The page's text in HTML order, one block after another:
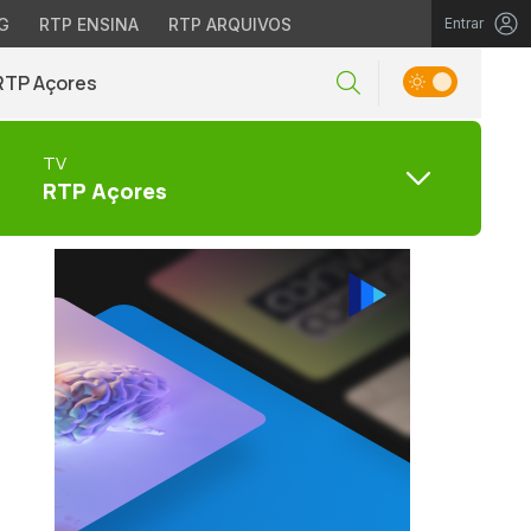
RTP ENSINA RTP ARQUIVOS Entrar
Açores
TV
RTP Açores